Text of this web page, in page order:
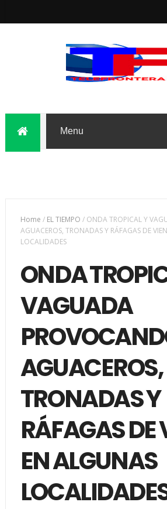
Home / EL TIEMPO / ONDA TROPICAL Y
AGUACEROS, TRONADAS Y RÁFAGAS DE
LOCALIDADES
ONDA
VAGUADA
AGUACEROS,
TRONADAS Y
RÁFAGAS DE
EN ALGUNAS